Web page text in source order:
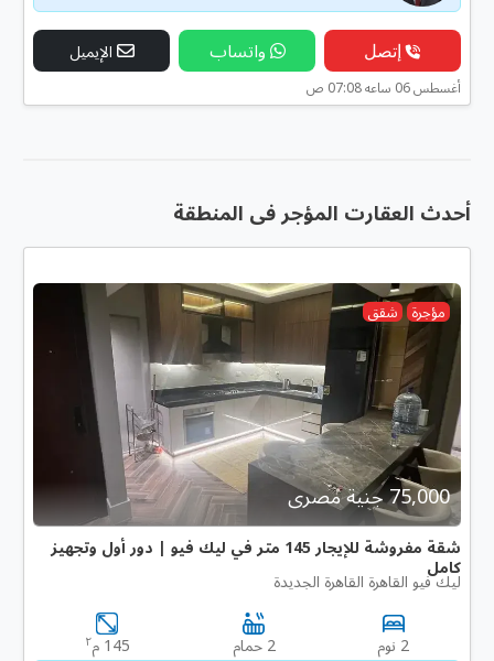
إتصل واتساب الإيميل
أغسطس 06 ساعه 07:08 ص
أحدث العقارت المؤجر فى المنطقة
مؤجرة شقق
75,000 جنية مصرى
شقة مفروشة للإيجار 145 متر في ليك فيو | دور أول وتجهيز
كامل
ليك فيو القاهرة القاهرة الجديدة
2 نوم 2 حمام 145 م ٢